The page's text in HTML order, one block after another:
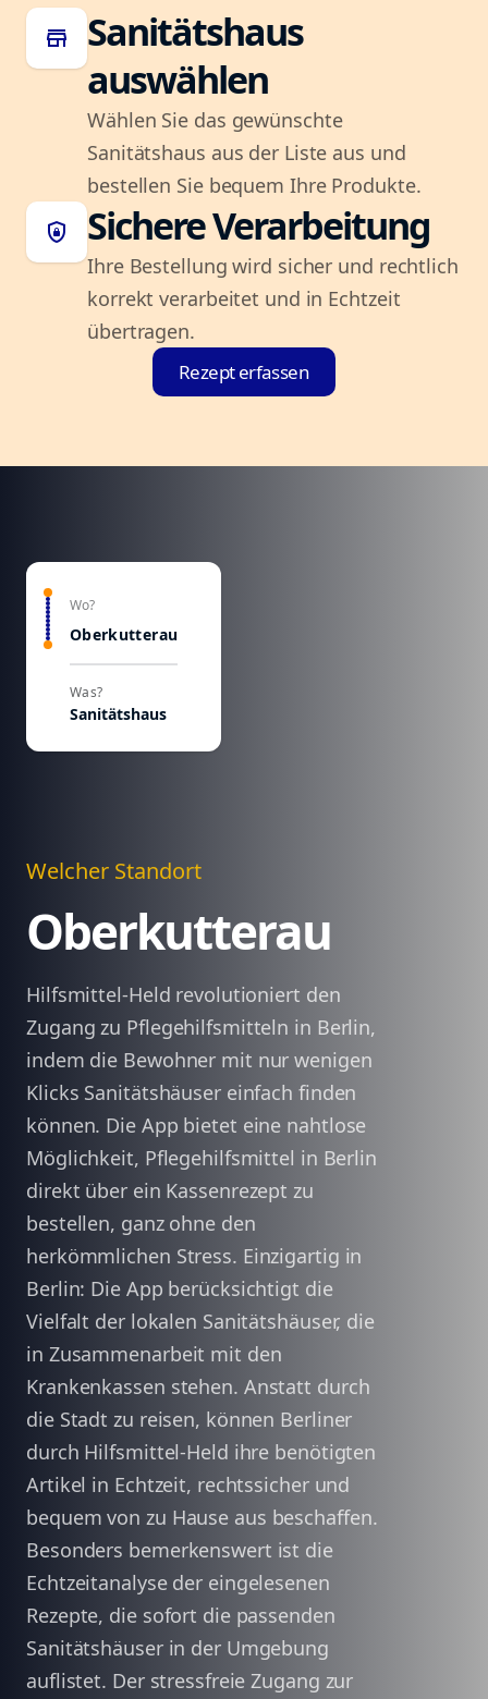
store
Sanitätshaus
auswählen
Wählen Sie das gewünschte
Sanitätshaus aus der Liste aus und
bestellen Sie bequem Ihre Produkte.
shield_lock Sichere Verarbeitung
Ihre Bestellung wird sicher und rechtlich
korrekt verarbeitet und in Echtzeit
übertragen.
Rezept erfassen
Wo?
Oberkutterau
Was?
Sanitätshaus
Welcher Standort
Oberkutterau
Hilfsmittel-Held revolutioniert den
Zugang zu Pflegehilfsmitteln in Berlin,
indem die Bewohner mit nur wenigen
Klicks Sanitätshäuser einfach finden
können. Die App bietet eine nahtlose
Möglichkeit, Pflegehilfsmittel in Berlin
direkt über ein Kassenrezept zu
bestellen, ganz ohne den
herkömmlichen Stress. Einzigartig in
Berlin: Die App berücksichtigt die
Vielfalt der lokalen Sanitätshäuser, die
in Zusammenarbeit mit den
Krankenkassen stehen. Anstatt durch
die Stadt zu reisen, können Berliner
durch Hilfsmittel-Held ihre benötigten
Artikel in Echtzeit, rechtssicher und
bequem von zu Hause aus beschaffen.
Besonders bemerkenswert ist die
Echtzeitanalyse der eingelesenen
Rezepte, die sofort die passenden
Sanitätshäuser in der Umgebung
auflistet. Der stressfreie Zugang zur